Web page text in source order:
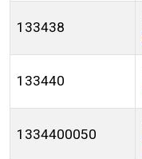
133438
133440
1334400050